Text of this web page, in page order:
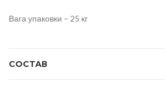
Вага упаковки – 25 кг
СОСТАВ